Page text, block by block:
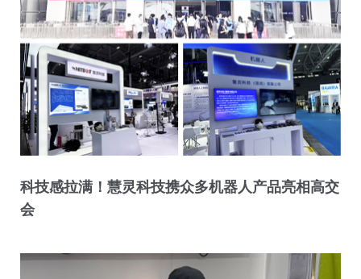
科技感拉满！慧灵科技携众多机器人产品亮相高交
会